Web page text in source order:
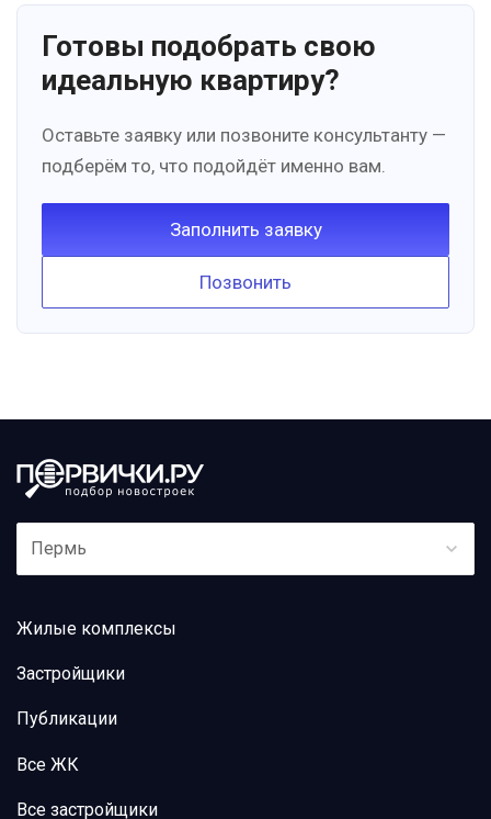
Готовы подобрать свою
идеальную квартиру?
Оставьте заявку или позвоните консультанту —
подберём то, что подойдёт именно вам.
Заполнить заявку
Позвонить
Пермь
Жилые комплексы
Застройщики
Публикации
Все ЖК
Все застройщики